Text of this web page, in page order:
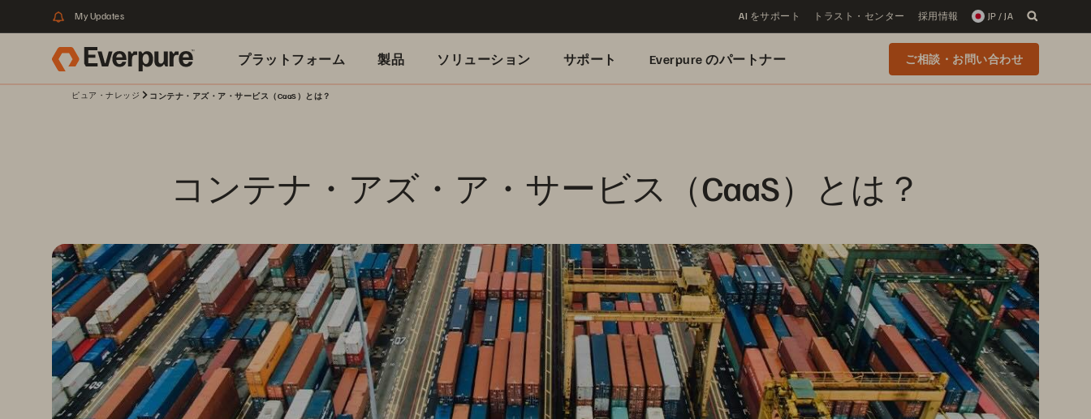
My Updates AI をサポート トラスト・センター 採用情報 JP / JA
プラットフォーム 製品 ソリューション サポート Everpure のパートナー ご相談・お問い合わせ
ピュア・ナレッジ コンテナ・アズ・ア・サービス（CaaS）とは？
コンテナ・アズ・ア・サービス（CaaS）とは？